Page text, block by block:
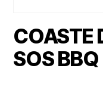
COASTE
SOS BBQ